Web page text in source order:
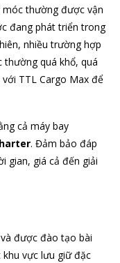
thường được vận
đang phát triển trong
nhiều trường hợp
thường quá khổ, quá
TTL Cargo Max để
cả máy bay
. Đảm bảo đáp
gian, giá cả đến giải
được đào tạo bài
khu vực lưu giữ đặc